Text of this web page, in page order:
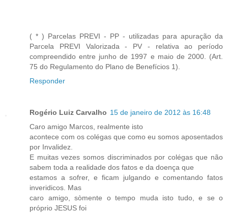
( * ) Parcelas PREVI - PP - utilizadas para apuração da
Parcela PREVI Valorizada - PV - relativa ao período
compreendido entre junho de 1997 e maio de 2000. (Art.
75 do Regulamento do Plano de Benefícios 1).
Responder
Rogério Luiz Carvalho 15 de janeiro de 2012 às 16:48
Caro amigo Marcos, realmente isto
acontece com os colégas que como eu somos aposentados
por Invalidez.
E muitas vezes somos discriminados por colégas que não
sabem toda a realidade dos fatos e da doença que
estamos a sofrer, e ficam julgando e comentando fatos
inveridicos. Mas
caro amigo, sòmente o tempo muda isto tudo, e se o
próprio JESUS foi